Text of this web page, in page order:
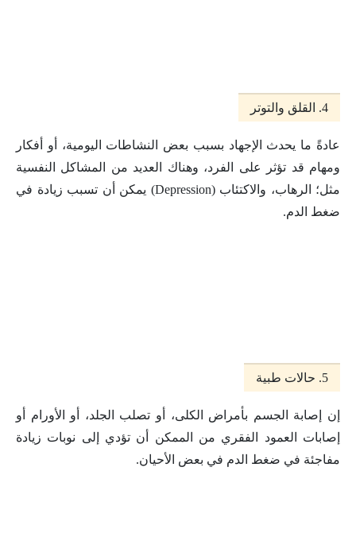
4. القلق والتوتر
عادةً ما يحدث الإجهاد بسبب بعض النشاطات اليومية، أو أفكار
ومهام قد تؤثر على الفرد، وهناك العديد من المشاكل النفسية
مثل؛ الرهاب، والاكتئاب (Depression) يمكن أن تسبب زيادة في
ضغط الدم.
5. حالات طبية
إن إصابة الجسم بأمراض الكلى، أو تصلب الجلد، أو الأورام أو
إصابات العمود الفقري من الممكن أن تؤدي إلى نوبات زيادة
مفاجئة في ضغط الدم في بعض الأحيان.